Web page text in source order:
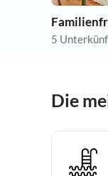
5
Die